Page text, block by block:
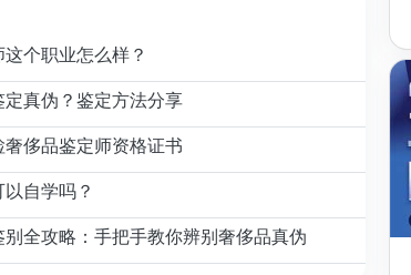
个职业怎么样？
真伪？鉴定方法分享
侈品鉴定师资格证书
自学吗？
全攻略：手把手教你辨别奢侈品真伪